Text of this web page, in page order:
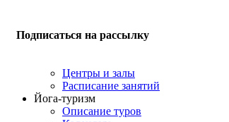
Подписаться на рассылку
Центры и залы
Расписание занятий
Йога-туризм
Описание туров